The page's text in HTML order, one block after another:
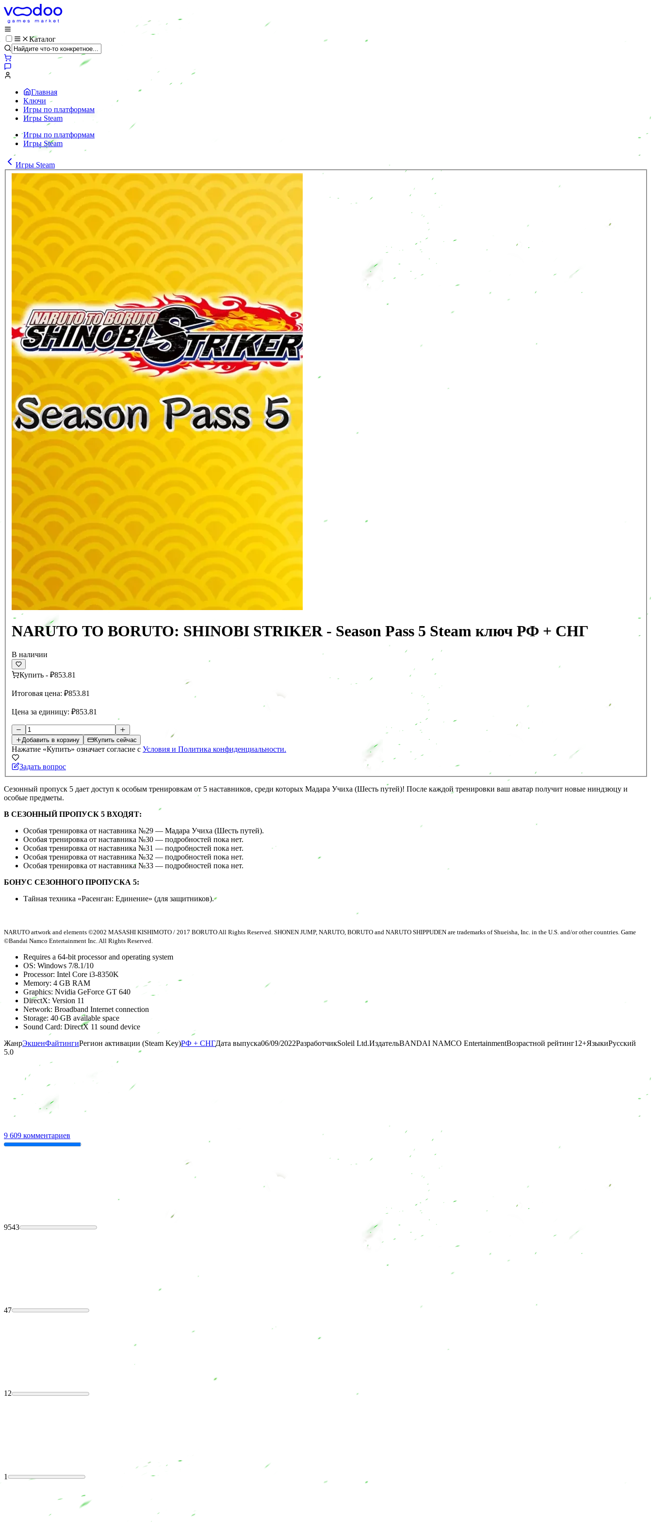
Каталог
Главная
Ключи
Игры по платформам
Игры Steam
Игры по платформам
Игры Steam
Игры Steam
NARUTO TO BORUTO: SHINOBI STRIKER - Season Pass 5 Steam ключ РФ + СНГ
В наличии
Купить - ₽853.81
Итоговая цена: ₽853.81
Цена за единицу: ₽853.81
Добавить в корзину Купить сейчас
Нажатие «Купить» означает согласие с Условия и Политика конфиденциальности.
Задать вопрос
Сезонный пропуск 5 дает доступ к особым тренировкам от 5 наставников, среди которых Мадара Учиха (Шесть путей)! После каждой тренировки ваш аватар получит новые ниндзюцу и
особые предметы.
В СЕЗОННЫЙ ПРОПУСК 5 ВХОДЯТ:
Особая тренировка от наставника №29 — Мадара Учиха (Шесть путей).
Особая тренировка от наставника №30 — подробностей пока нет.
Особая тренировка от наставника №31 — подробностей пока нет.
Особая тренировка от наставника №32 — подробностей пока нет.
Особая тренировка от наставника №33 — подробностей пока нет.
БОНУС СЕЗОННОГО ПРОПУСКА 5:
Тайная техника «Расенган: Единение» (для защитников).
NARUTO artwork and elements ©2002 MASASHI KISHIMOTO / 2017 BORUTO All Rights Reserved. SHONEN JUMP, NARUTO, BORUTO and NARUTO SHIPPUDEN are trademarks of Shueisha, Inc. in the U.S. and/or other countries. Game
©Bandai Namco Entertainment Inc. All Rights Reserved.
Requires a 64-bit processor and operating system
OS: Windows 7/8.1/10
Processor: Intel Core i3-8350K
Memory: 4 GB RAM
Graphics: Nvidia GeForce GT 640
DirectX: Version 11
Network: Broadband Internet connection
Storage: 40 GB available space
Sound Card: DirectX 11 sound device
ЖанрЭкшенФайтингиРегион активации (Steam Key)РФ + СНГДата выпуска06/09/2022РазработчикSoleil Ltd.ИздательBANDAI NAMCO EntertainmentВозрастной рейтинг12+ЯзыкиРусский
5.0
9 609 комментариев
9543
47
12
1